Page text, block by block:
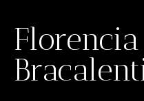
Florencia